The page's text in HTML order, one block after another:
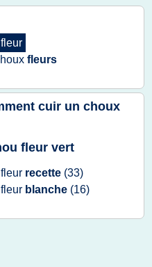
fleurs
cuir un choux
fleur vert
recette (33)
blanche (16)